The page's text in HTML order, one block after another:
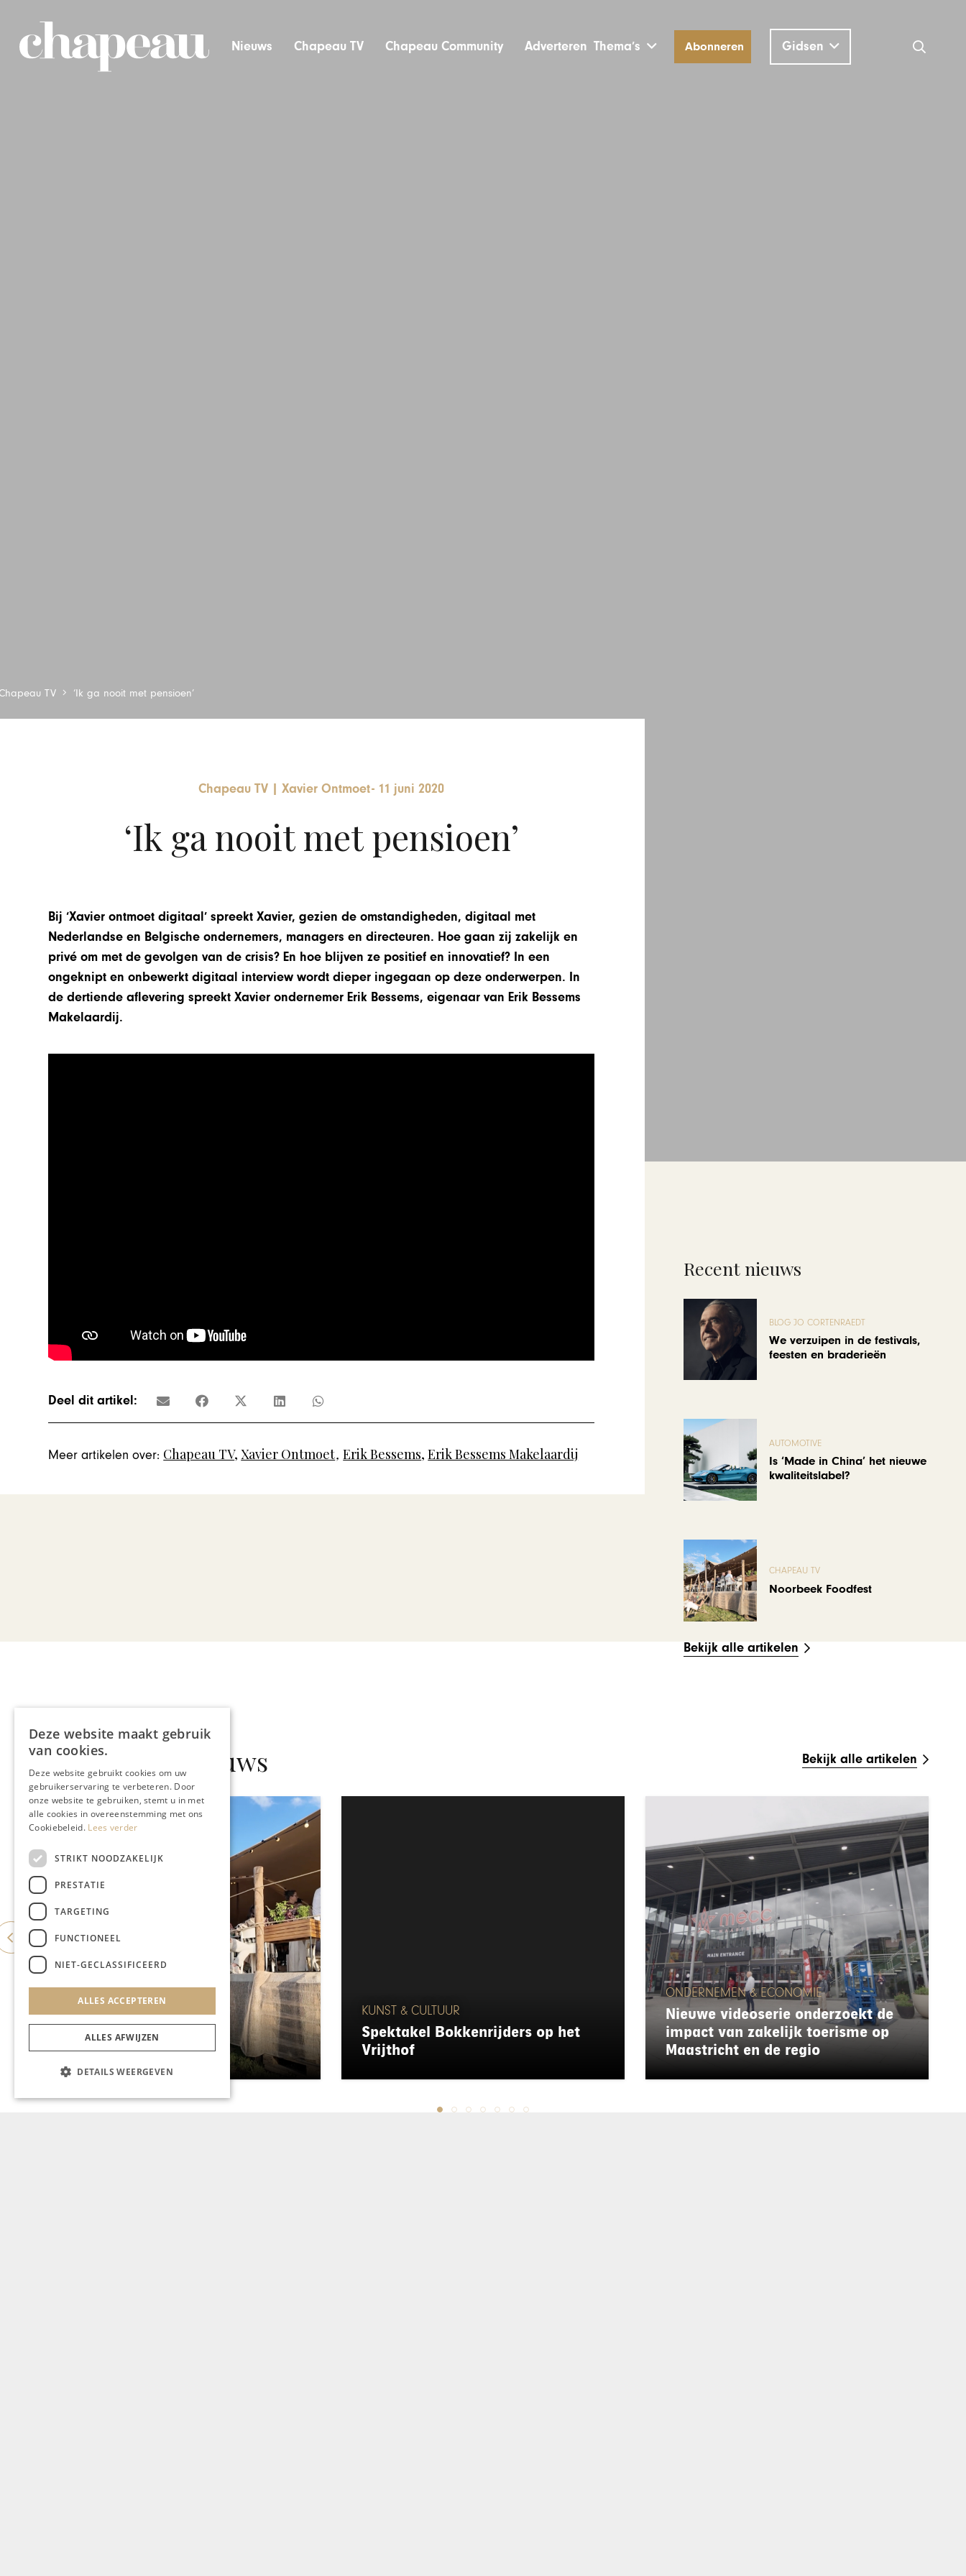
Nieuws Chapeau TV Chapeau Community Adverteren Thema’s Abonneren Gidsen
TV ‘Ik ga nooit met pensioen’
Chapeau TV Xavier Ontmoet- 11 juni 2020
‘Ik ga nooit met pensioen’
Bij ‘Xavier ontmoet digitaal’ spreekt Xavier, gezien de omstandigheden, digitaal met
Nederlandse en Belgische ondernemers, managers en directeuren. Hoe gaan zij zakelijk en
privé om met de gevolgen van de crisis? En hoe blijven ze positief en innovatief? In een
ongeknipt en onbewerkt digitaal interview wordt dieper ingegaan op deze onderwerpen. In
de dertiende aflevering spreekt Xavier ondernemer Erik Bessems, eigenaar van Erik Bessems
Makelaardij.
Deel dit artikel:
Meer artikelen over: Chapeau TV,Xavier Ontmoet, Erik Bessems,Erik Bessems Makelaardij
Recent nieuws
BLOG JO CORTENRAEDT
We verzuipen in de festivals,
feesten en braderieën
AUTOMOTIVE
Is ‘Made in China’ het nieuwe
kwaliteitslabel?
CHAPEAU TV
Noorbeek Foodfest
Bekijk alle artikelen
Gerelateerd nieuws Bekijk alle artikelen
CHAPEAU TV
Noorbeek Foodfest
KUNST & CULTUUR
Spektakel Bokkenrijders op het
Vrijthof
ONDERNEMEN & ECONOMIE
Nieuwe videoserie onderzoekt de
impact van zakelijk toerisme op
Maastricht en de regio
Deze website maakt gebruik
van cookies.
Deze website gebruikt cookies om uw
gebruikerservaring te verbeteren. Door
onze website te gebruiken, stemt u in met
alle cookies in overeenstemming met ons
Cookiebeleid. Lees verder
STRIKT NOODZAKELIJK
PRESTATIE
TARGETING
FUNCTIONEEL
NIET-GECLASSIFICEERD
ALLES ACCEPTEREN
ALLES AFWIJZEN
DETAILS WEERGEVEN